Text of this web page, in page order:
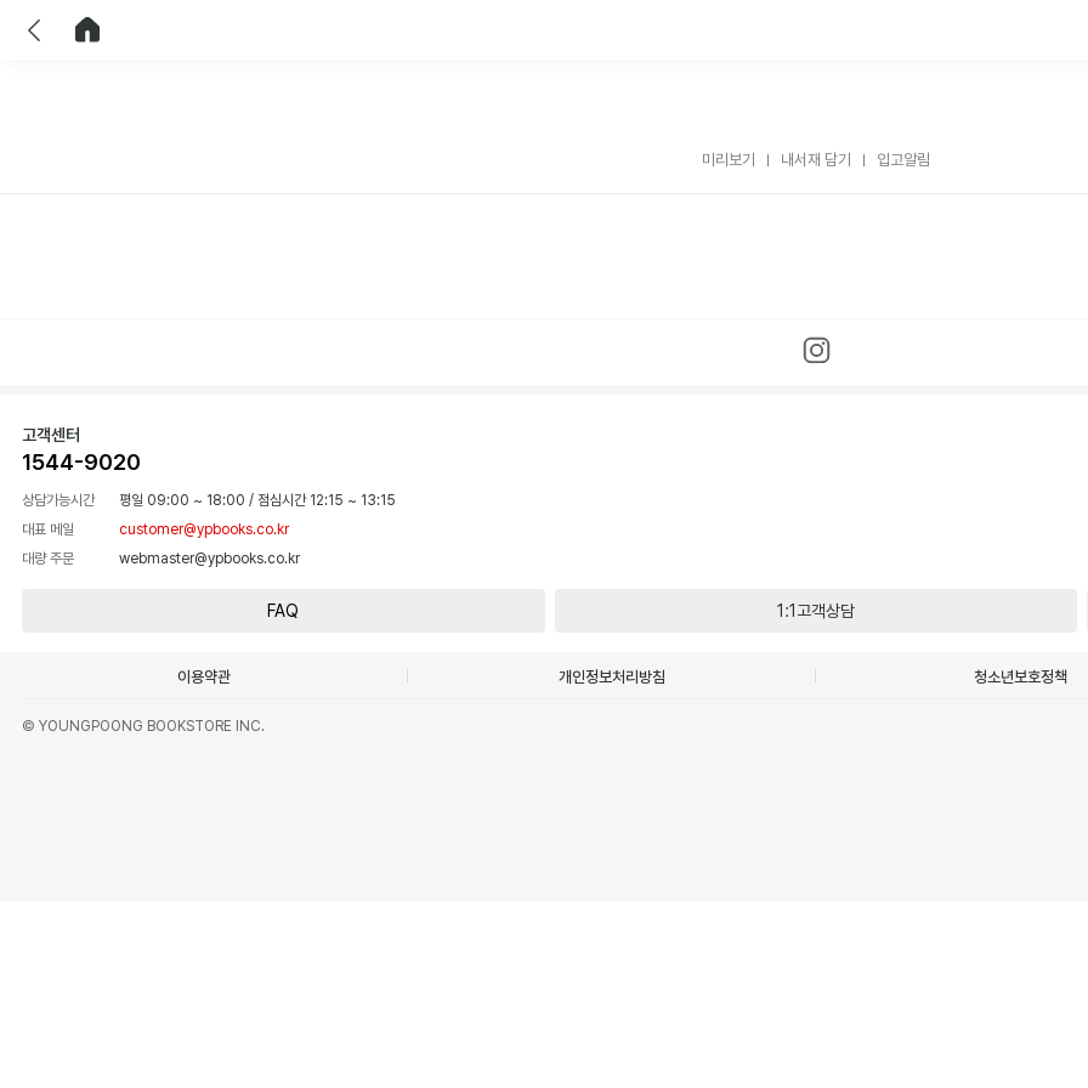
미리보기 내서재 담기 입고알림
고객센터
1544-9020
상담가능시간 평일 09:00 ~ 18:00 / 점심시간 12:15 ~ 13:15
대표 메일
customer@ypbooks.co.kr
대량 주문
webmaster@ypbooks.co.kr
FAQ 1:1고객상담
이용약관 개인정보처리방침 청소년보호정책
© YOUNGPOONG BOOKSTORE INC.